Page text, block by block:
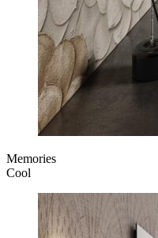
Memories
Cool